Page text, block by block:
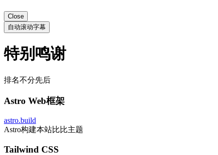
Close
自动滚动字幕
特别鸣谢
排名不分先后
Astro Web框架
astro.build
Astro构建本站比比主题
Tailwind CSS